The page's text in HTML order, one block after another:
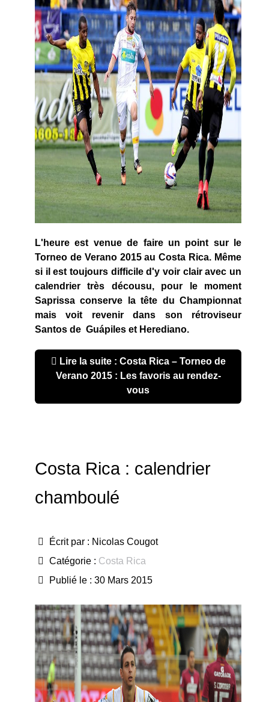
L'heure est venue de faire un point sur le
Torneo de Verano 2015 au Costa Rica. Même
si il est toujours difficile d'y voir clair avec un
calendrier très décousu, pour le moment
Saprissa conserve la tête du Championnat
mais voit revenir dans son rétroviseur
Santos de Guápiles et Herediano.
Lire la suite : Costa Rica – Torneo de
Verano 2015 : Les favoris au rendez-
vous
Costa Rica : calendrier
chamboulé
Écrit par : Nicolas Cougot
Catégorie : Costa Rica
Publié le : 30 Mars 2015